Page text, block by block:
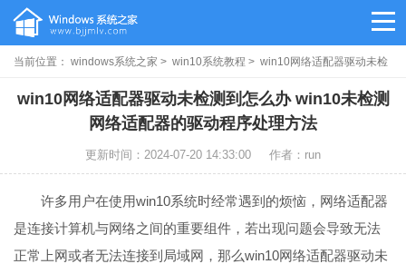
当前位置： windows系统之家 > win10系统教程 > win10网络适配器驱动未检
测到怎么办
win10网络适配器驱动未检测到怎么办 win10未检测
网络适配器的驱动程序处理方法
更新时间：2024-07-20 14:33:00 作者：run
许多用户在使用win10系统时经常遇到的烦恼，网络适配器
是连接计算机与网络之间的重要组件，若出现问题会导致无法
正常上网或者无法连接到局域网，那么win10网络适配器驱动未